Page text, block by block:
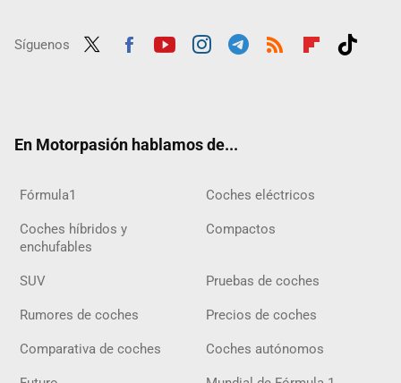
Síguenos
En Motorpasión hablamos de...
Fórmula1 Coches eléctricos
Coches híbridos y
enchufables
Compactos
SUV Pruebas de coches
Rumores de coches Precios de coches
Comparativa de coches Coches autónomos